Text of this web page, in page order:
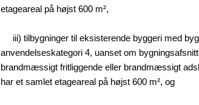
etageareal på højst 600 m²,
iii) tilbygninger til eksisterende byggeri med
anvendelseskategori 4, uanset om
brandmæssigt fritliggende eller brandmæssigt
har et samlet etageareal på højst 600 m², og